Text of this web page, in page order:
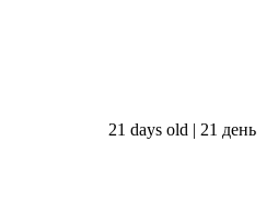
21 days old | 21 день